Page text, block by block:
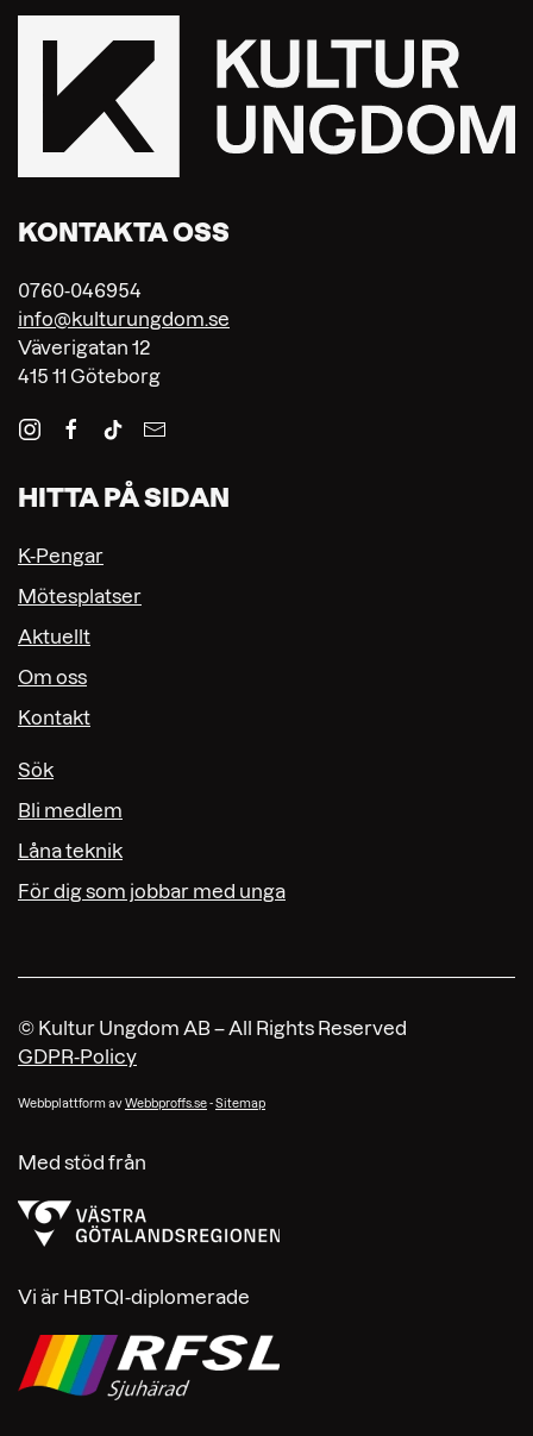
KONTAKTA OSS
0760-046954
info@kulturungdom.se
Väverigatan 12
415 11 Göteborg
HITTA PÅ SIDAN
K-Pengar
Mötesplatser
Aktuellt
Om oss
Kontakt
Sök
Bli medlem
Låna teknik
För dig som jobbar med unga
© Kultur Ungdom AB – All Rights Reserved
GDPR-Policy
Webbplattform avWebbproffs.se-Sitemap
Med stöd från
Vi är HBTQI-diplomerade